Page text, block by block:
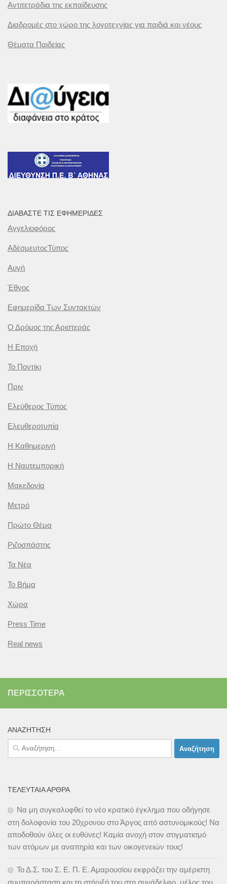
Αντιτετράδια της εκπαίδευσης
Διαδρομές στο χώρο της λογοτεχνίας για παιδιά και νέους
Θέματα Παιδείας
ΔΙΑΒΆΣΤΕ ΤΙΣ ΕΦΗΜΕΡΊΔΕΣ
Αγγελιοφόρος
ΑδέσμευτοςΤύπος
Αυγή
Έθνος
Εφημερίδα Των Συντακτών
Ο Δρόμος της Αριστεράς
Η Εποχή
Το Ποντίκι
Πριν
Ελεύθερος Τύπος
Ελευθεροτυπία
Η Καθημερινή
Η Ναυτεμπορική
Μακεδονία
Μετρό
Πρώτο Θέμα
Ριζοσπάστης
Τα Νέα
Το Βήμα
Χώρα
Press Time
Real news
ΠΕΡΙΣΣΌΤΕΡΑ
ΑΝΑΖΉΤΗΣΗ
Αναζήτηση
για:
ΤΕΛΕΥΤΑΊΑ ΆΡΘΡΑ
Να μη συγκαλυφθεί το νέο κρατικό έγκλημα που οδήγησε
στη δολοφονία του 20χρονου στο Άργος από αστυνομικούς! Να
αποδοθούν όλες οι ευθύνες! Καμία ανοχή στον στιγματισμό
των ατόμων με αναπηρία και των οικογενειών τους!
Το Δ.Σ. του Σ. Ε. Π. Ε. Αμαρουσίου εκφράζει την αμέριστη